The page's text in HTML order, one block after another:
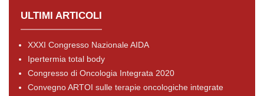
ULTIMI ARTICOLI
XXXI Congresso Nazionale AIDA
Ipertermia total body
Congresso di Oncologia Integrata 2020
Convegno ARTOI sulle terapie oncologiche integrate